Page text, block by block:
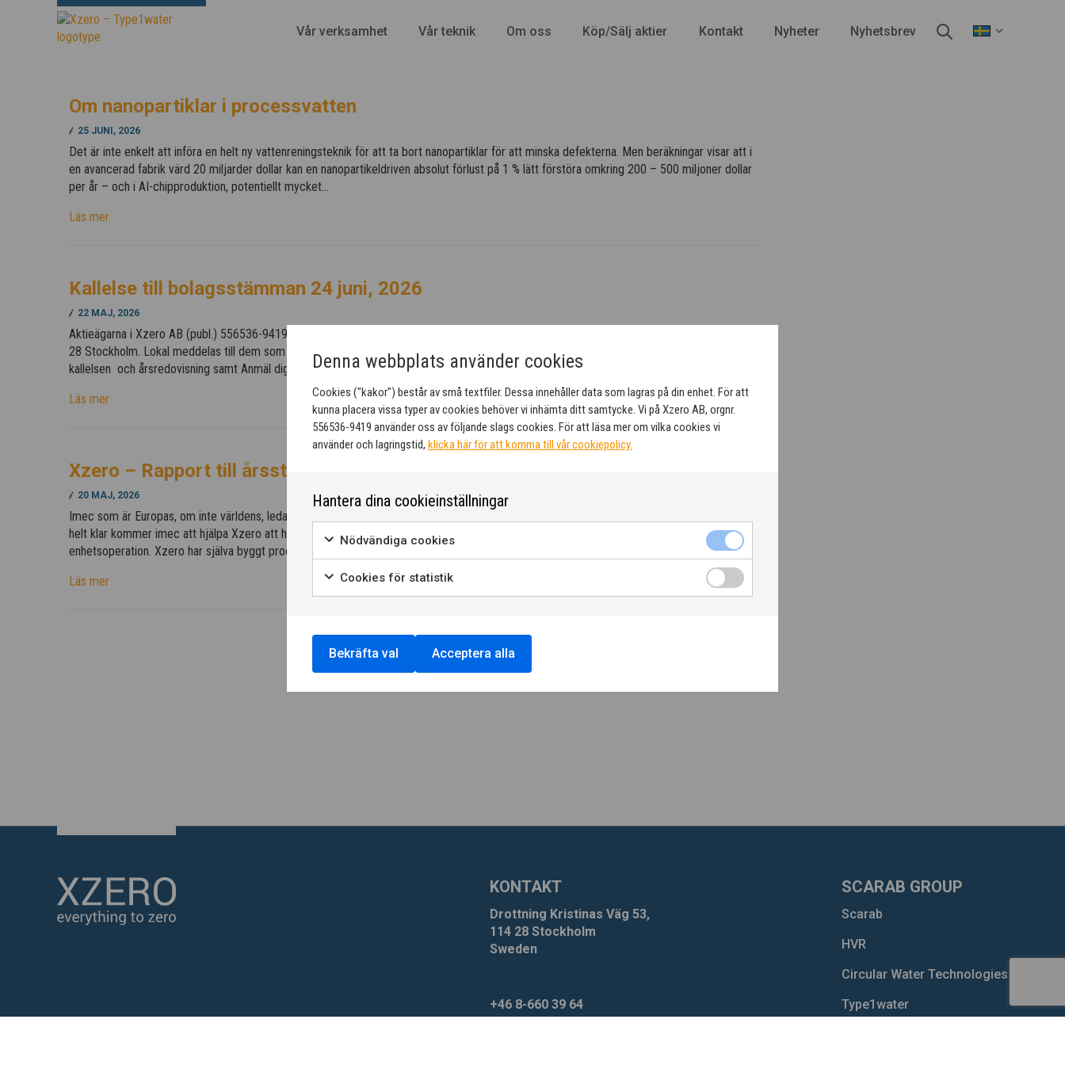
Vår verksamhet Vår teknik Om oss Köp/Sälj aktier Kontakt Nyheter Nyhetsbrev
Om nanopartiklar i processvatten
25 JUNI, 2026
Det är inte enkelt att införa en helt ny vattenreningsteknik för att ta bort nanopartiklar för att minska defekterna. Men beräkningar visar att i
en avancerad fabrik värd 20 miljarder dollar kan en nanopartikeldriven absolut förlust på 1 % lätt förstöra omkring 200 – 500 miljoner dollar
per år – och i AI-chipproduktion, potentiellt mycket…
Läs mer
Kallelse till bolagsstämman 24 juni, 2026
22 MAJ, 2026
Aktieägarna i Xzero AB (publ.) 556536-9419 kallas till ordinarie årsstämma 24 juni, 2026 kl 18.00 vid KTH, Drottning Kristinas Väg 53, 114
28 Stockholm. Lokal meddelas till dem som anmäler sig. Lättare förtäring. Obs! Kolla skräpposten om du inte ser mailet i inkorgen. Se
kallelsen och årsredovisning samt Anmäl dig här
Läs mer
Xzero – Rapport till årsstämman om årets arbete
20 MAJ, 2026
Imec som är Europas, om inte världens, ledande nanoteknikcenter har skrivit en Letter of Support till Xzero. När Xzeros produktionslina är
helt klar kommer imec att hjälpa Xzero att hitta lämpliga partners som kan bygga och leverera anläggningar baserade på vår nya
enhetsoperation. Xzero har själva byggt produktionslinan för de unika modulerna. Den finns nu…
Läs mer
KONTAKT
Drottning Kristinas Väg 53,
114 28 Stockholm
Sweden
+46 8-660 39 64
SCARAB GROUP
Scarab
HVR
Circular Water Technologies
Type1water
Denna webbplats använder cookies
Cookies ("kakor") består av små textfiler. Dessa innehåller data som lagras på din enhet. För att
kunna placera vissa typer av cookies behöver vi inhämta ditt samtycke. Vi på Xzero AB, orgnr.
556536-9419 använder oss av följande slags cookies. För att läsa mer om vilka cookies vi
använder och lagringstid, klicka här för att komma till vår cookiepolicy.
Hantera dina cookieinställningar
Nödvändiga cookies
Cookies för statistik
Bekräfta val Acceptera alla